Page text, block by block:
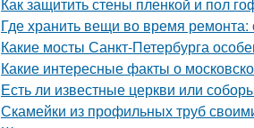
Где хранить вещи во время
Какие мосты Санкт-Петербурга
Какие интересные факты о
Есть ли известные церкви или
Скамейки из профильных труб